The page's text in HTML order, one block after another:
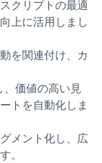
クリプトの最適
上に活用しまし
を関連付け、カ
価値の高い見
トを自動化しま
メント化し、広
。